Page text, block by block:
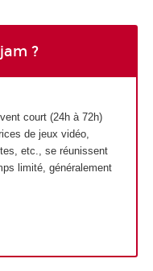
?
court (24h à 72h)
de jeux vidéo,
etc., se réunissent
limité, généralement